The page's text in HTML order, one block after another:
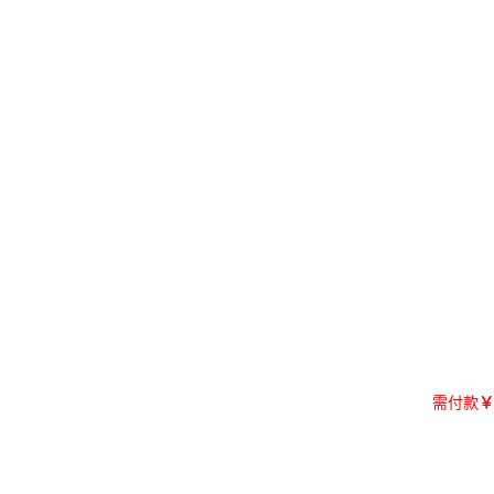
需付款￥